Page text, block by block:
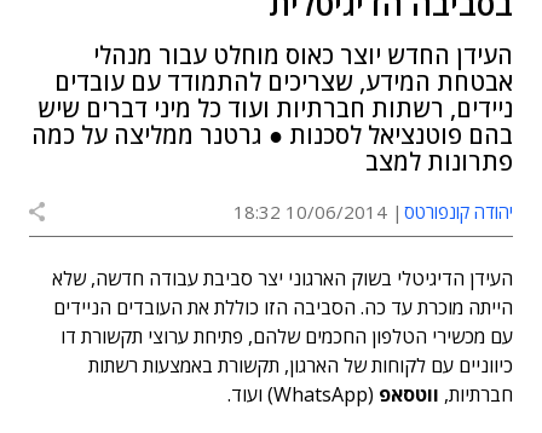
העידן החדש יוצר כאוס מוחלט עבור מנהלי
אבטחת המידע, שצריכים להתמודד עם עובדים
ניידים, רשתות חברתיות ועוד כל מיני דברים שיש
בהם פוטנציאל לסכנות ● גרטנר ממליצה על כמה
פתרונות למצב
יהודה קונפורטס 10/06/2014 18:32
העידן הדיגיטלי בשוק הארגוני יצר סביבת עבודה חדשה, שלא
הייתה מוכרת עד כה. הסביבה הזו כוללת את העובדים הניידים
עם מכשירי הטלפון החכמים שלהם, פתיחת ערוצי תקשורת דו
כיווניים עם לקוחות של הארגון, תקשורת באמצעות רשתות
חברתיות, ווטסאפ (WhatsApp) ועוד.